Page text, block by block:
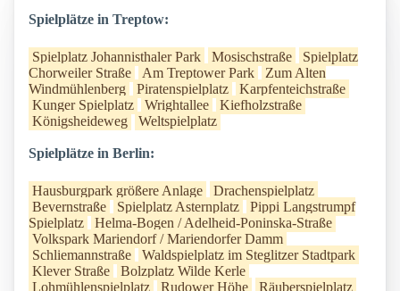
Spielplätze in Treptow:
Spielplatz Johannisthaler Park Mosischstraße
Spielplatz
Chorweiler Straße
Am Treptower Park
Zum Alten
Windmühlenberg
Piratenspielplatz
Karpfenteichstraße
Kunger Spielplatz
Wrightallee
Kiefholzstraße
Königsheideweg
Weltspielplatz
Spielplätze in Berlin:
Hausburgpark größere Anlage
Drachenspielplatz
Bevernstraße
Spielplatz Asternplatz
Pippi Langstrumpf
Spielplatz
Helma-Bogen / Adelheid-Poninska-Straße
Volkspark Mariendorf / Mariendorfer Damm
Schliemannstraße
Waldspielplatz im Steglitzer Stadtpark
Klever Straße
Bolzplatz Wilde Kerle
Lohmühlenspielplatz
Rudower Höhe
Räuberspielplatz